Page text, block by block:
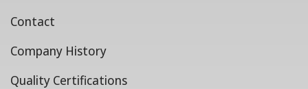
Contact
Company History
Quality Certifications